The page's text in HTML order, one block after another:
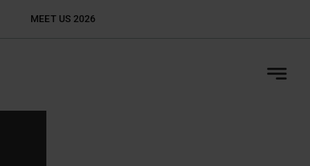
MEET US 2026